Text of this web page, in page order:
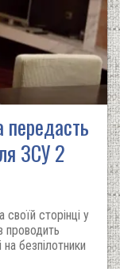
передасть
ЗСУ 2
сторінці у
безпілотники